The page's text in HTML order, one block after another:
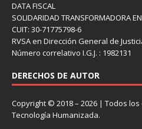
DATA FISCAL
SOLIDARIDAD TRANSFORMADORA
CUIT: 30-71775798-6
RVSA en Dirección General de
Número correlativo I.G.J. : 1982131
DERECHOS DE AUTOR
Copyright © 2018 – 2026 | Todos
Tecnología Humanizada.